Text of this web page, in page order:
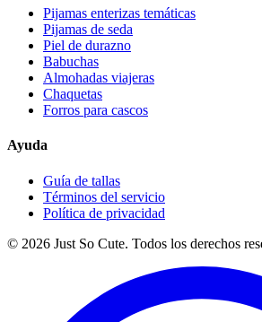
Pijamas enterizas temáticas
Pijamas de seda
Piel de durazno
Babuchas
Almohadas viajeras
Chaquetas
Forros para cascos
Ayuda
Guía de tallas
Términos del servicio
Política de privacidad
© 2026 Just So Cute. Todos los derechos